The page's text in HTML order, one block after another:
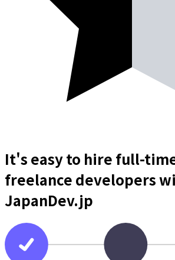
It's easy to hire full-
freelance developers
JapanDev.jp